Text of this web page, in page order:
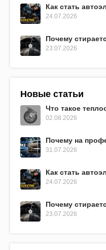
Как стать
24.07.2026
Почему
23.07.2026
Новые статьи
Что такое
02.08.2026
Почему на
31.07.2026
Как стать
24.07.2026
Почему
23.07.2026